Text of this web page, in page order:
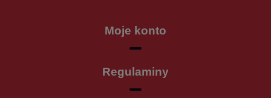
Moje konto
Regulaminy